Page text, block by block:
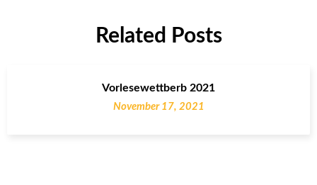
Related Posts
Vorlesewettberb 2021
November 17, 2021